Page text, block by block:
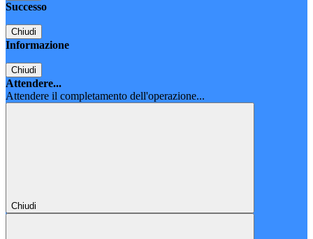
Successo
Chiudi
Informazione
Chiudi
Attendere...
Attendere il completamento dell'operazione...
Chiudi